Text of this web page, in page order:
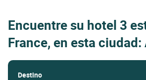
Encuentre su hotel 3
France, en esta ciudad:
Destino